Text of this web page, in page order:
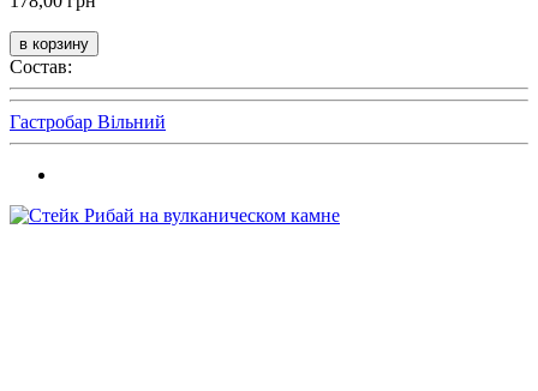
Состав:
Гастробар Вільний